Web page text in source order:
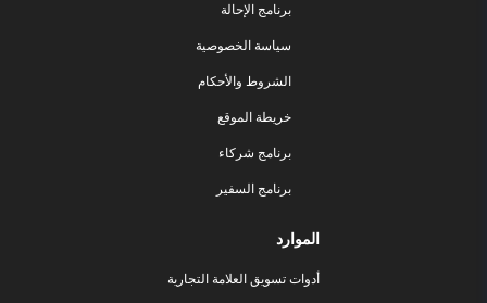
برنامج الإحالة
سياسة الخصوصية
الشروط والأحكام
خريطة الموقع
برنامج شركاء
برنامج السفير
الموارد
أدوات تسويق العلامة التجارية